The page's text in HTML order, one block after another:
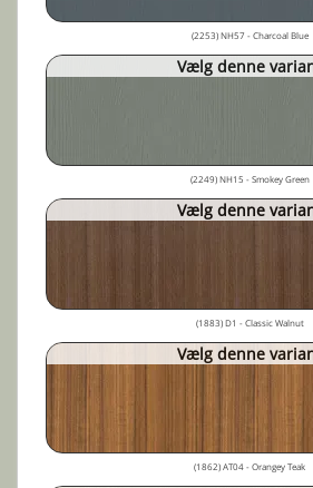
(2253) NH57 - Charcoal Blue
Vælg denne
(2249) NH15 - Smokey Green
Vælg denne
(1883) D1 - Classic Walnut
Vælg denne
(1862) AT04 - Orangey Teak